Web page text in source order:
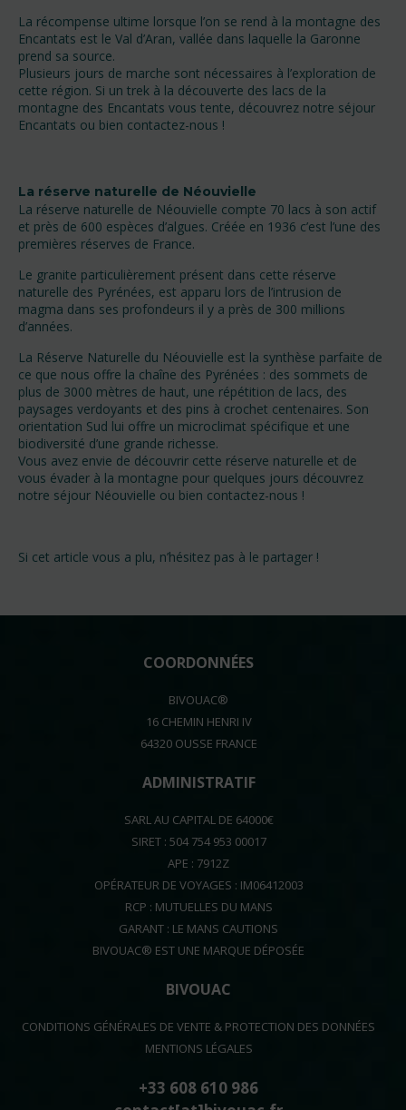
La récompense ultime lorsque l’on se rend à la montagne des
Encantats est le Val d’Aran, vallée dans laquelle la Garonne
prend sa source.
Plusieurs jours de marche sont nécessaires à l’exploration de
cette région. Si un trek à la découverte des lacs de la
montagne des Encantats vous tente, découvrez notre séjour
Encantats ou bien contactez-nous !
La réserve naturelle de Néouvielle
La réserve naturelle de Néouvielle compte 70 lacs à son actif
et près de 600 espèces d’algues. Créée en 1936 c’est l’une des
premières réserves de France.
Le granite particulièrement présent dans cette réserve
naturelle des Pyrénées, est apparu lors de l’intrusion de
magma dans ses profondeurs il y a près de 300 millions
d’années.
La Réserve Naturelle du Néouvielle est la synthèse parfaite de
ce que nous offre la chaîne des Pyrénées : des sommets de
plus de 3000 mètres de haut, une répétition de lacs, des
paysages verdoyants et des pins à crochet centenaires. Son
orientation Sud lui offre un microclimat spécifique et une
biodiversité d’une grande richesse.
Vous avez envie de découvrir cette réserve naturelle et de
vous évader à la montagne pour quelques jours découvrez
notre séjour Néouvielle ou bien contactez-nous !
Si cet article vous a plu, n’hésitez pas à le partager !
COORDONNÉES
BIVOUAC®
16 CHEMIN HENRI IV
64320 OUSSE FRANCE
ADMINISTRATIF
SARL AU CAPITAL DE 64000€
SIRET : 504 754 953 00017
APE : 7912Z
OPÉRATEUR DE VOYAGES : IM06412003
RCP : MUTUELLES DU MANS
GARANT : LE MANS CAUTIONS
BIVOUAC® EST UNE MARQUE DÉPOSÉE
BIVOUAC
CONDITIONS GÉNÉRALES DE VENTE & PROTECTION DES DONNÉES
MENTIONS LÉGALES
+33 608 610 986